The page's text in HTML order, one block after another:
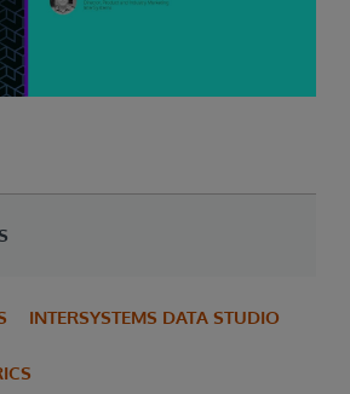
INTERSYSTEMS DATA STUDIO